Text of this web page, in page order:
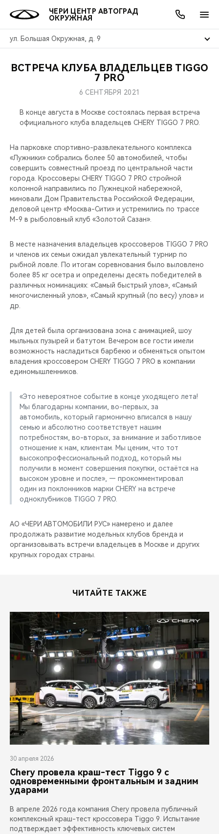
ЧЕРИ ЦЕНТР АВТОГРАД
ОКРУЖНАЯ
ул. Большая Окружная, д. 9
МОДЕЛИ
КРОССОВЕРЫ
СЕДАНЫ
НОВИНКИ
ПОКУПАТЕЛЯМ
КРЕДИТ И СТРАХОВАНИЕ
ВЛАДЕЛЬЦАМ
ЗАПЧАСТИ И АКСЕССУАРЫ
ПОДДЕРЖКА
CHERY CONNECT
МИР CHERY
О БРЕНДЕ
CHERY В СОЦСЕТЯХ
ЛЮДИ CHERY
БЛАГОТВОРИТЕЛЬНОСТЬ
CHERY REMOTE
CHERY И СПОРТ
НАШИ МЕРОПРИЯТИЯ
ВИДЕООБЗОРЫ
АКЦИИ
ОНЛАЙН СЕРВИСЫ
КРЕДИТ
О КОМПАНИИ
МЫ В СОЦСЕТЯХ
ВСТРЕЧА КЛУБА ВЛАДЕЛЬЦЕВ TIGGO
7 PRO
6 СЕНТЯБРЯ 2021
В конце августа в Москве состоялась первая встреча
официального клуба владельцев CHERY TIGGO 7 PRO.
На парковке спортивно-развлекательного комплекса
«Лужники» собрались более 50 автомобилей, чтобы
совершить совместный проезд по центральной части
города. Кроссоверы CHERY TIGGO 7 PRO стройной
колонной направились по Лужнецкой набережной,
миновали Дом Правительства Российской Федерации,
деловой центр «Москва-Сити» и устремились по трассе
М-9 в рыболовный клуб «Золотой Сазан».
В месте назначения владельцев кроссоверов TIGGO 7 PRO
и членов их семьи ожидал увлекательный турнир по
рыбной ловле. По итогам соревнования было выловлено
более 85 кг осетра и определены десять победителей в
различных номинациях: «Самый быстрый улов», «Самый
многочисленный улов», «Самый крупный (по весу) улов» и
др.
Для детей была организована зона с анимацией, шоу
мыльных пузырей и батутом. Вечером все гости имели
возможность насладиться барбекю и обменяться опытом
владения кроссовером CHERY TIGGO 7 PRO в компании
единомышленников.
«Это невероятное событие в конце уходящего лета!
Мы благодарны компании, во-первых, за
автомобиль, который гармонично вписался в нашу
семью и абсолютно соответствует нашим
потребностям, во-вторых, за внимание и заботливое
отношение к нам, клиентам. Мы ценим, что тот
высокопрофессиональный подход, который мы
получили в момент совершения покупки, остаётся на
высоком уровне и после», — прокомментировал
один из поклонников марки CHERY на встрече
одноклубников TIGGO 7 PRO.
АО «ЧЕРИ АВТОМOБИЛИ РУС» намерено и далее
продолжать развитие модельных клубов бренда и
организовывать встречи владельцев в Москве и других
крупных городах страны.
ЧИТАЙТЕ ТАКЖЕ
30 апреля 2026
Chery провела краш-тест Tiggo 9 с
одновременными фронтальным и задним
ударами
В апреле 2026 года компания Chery провела публичный
комплексный краш-тест кроссовера Tiggo 9. Испытание
подтверждает эффективность ключевых систем